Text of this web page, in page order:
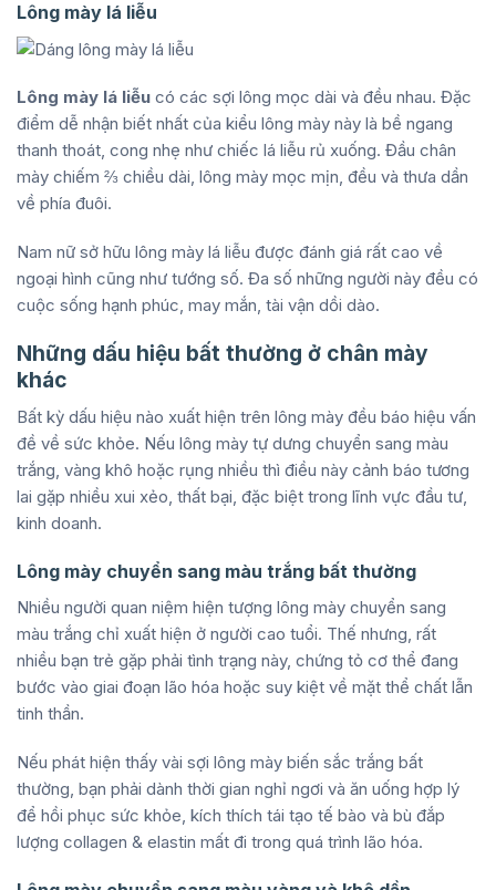
Lông mày lá liễu
Lông mày lá liễu có các sợi lông mọc dài và đều nhau. Đặc
điểm dễ nhận biết nhất của kiểu lông mày này là bề ngang
thanh thoát, cong nhẹ như chiếc lá liễu rủ xuống. Đầu chân
mày chiếm ⅔ chiều dài, lông mày mọc mịn, đều và thưa dần
về phía đuôi.
Nam nữ sở hữu lông mày lá liễu được đánh giá rất cao về
ngoại hình cũng như tướng số. Đa số những người này đều có
cuộc sống hạnh phúc, may mắn, tài vận dồi dào.
Những dấu hiệu bất thường ở chân mày
khác
Bất kỳ dấu hiệu nào xuất hiện trên lông mày đều báo hiệu vấn
đề về sức khỏe. Nếu lông mày tự dưng chuyển sang màu
trắng, vàng khô hoặc rụng nhiều thì điều này cảnh báo tương
lai gặp nhiều xui xẻo, thất bại, đặc biệt trong lĩnh vực đầu tư,
kinh doanh.
Lông mày chuyển sang màu trắng bất thường
Nhiều người quan niệm hiện tượng lông mày chuyển sang
màu trắng chỉ xuất hiện ở người cao tuổi. Thế nhưng, rất
nhiều bạn trẻ gặp phải tình trạng này, chứng tỏ cơ thể đang
bước vào giai đoạn lão hóa hoặc suy kiệt về mặt thể chất lẫn
tinh thần.
Nếu phát hiện thấy vài sợi lông mày biến sắc trắng bất
thường, bạn phải dành thời gian nghỉ ngơi và ăn uống hợp lý
để hồi phục sức khỏe, kích thích tái tạo tế bào và bù đắp
lượng collagen & elastin mất đi trong quá trình lão hóa.